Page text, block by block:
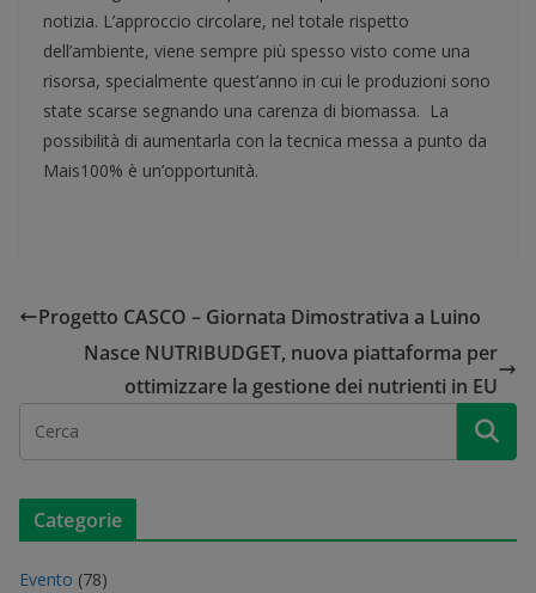
notizia. L’approccio circolare, nel totale rispetto
dell’ambiente, viene sempre più spesso visto come una
risorsa, specialmente quest’anno in cui le produzioni sono
state scarse segnando una carenza di biomassa. La
possibilità di aumentarla con la tecnica messa a punto da
Mais100% è un’opportunità.
Progetto CASCO – Giornata Dimostrativa a Luino
Nasce NUTRIBUDGET, nuova piattaforma per
ottimizzare la gestione dei nutrienti in EU
Categorie
Evento (78)